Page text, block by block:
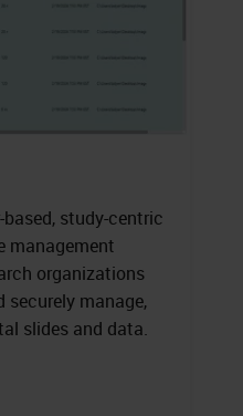
study-centric
management
organizations
securely manage,
slides and data.